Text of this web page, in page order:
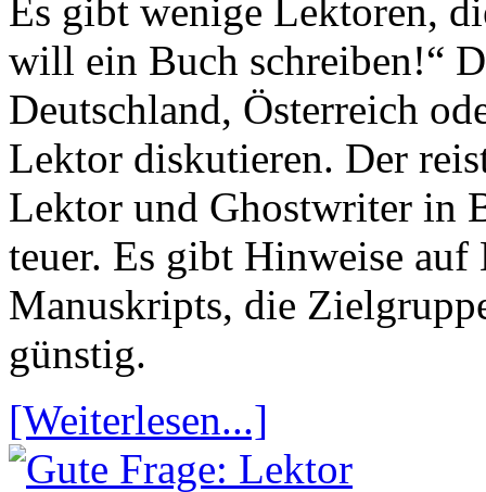
Es gibt wenige Lektoren,
will ein Buch schreiben!“
Deutschland, Österreich
Lektor diskutieren. Der
Lektor und Ghostwriter in
teuer. Es gibt Hinweise auf
Manuskripts, die
günstig.
[Weiterlesen...]